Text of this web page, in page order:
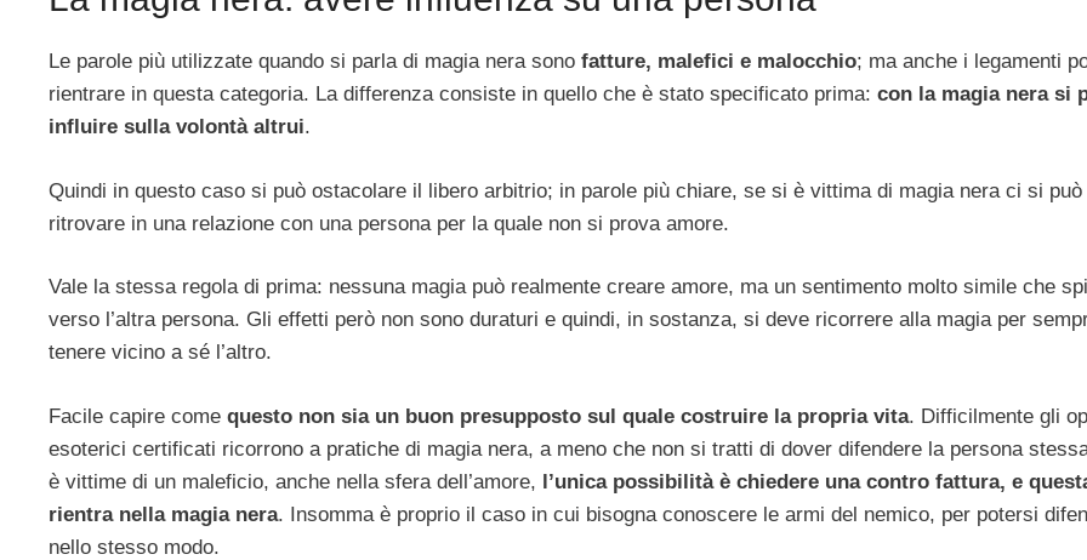
Le parole più utilizzate quando si parla di magia nera sono fatture, malefici e malocchio; ma anche i legamenti
rientrare in questa categoria. La differenza consiste in quello che è stato specificato prima: con la magia nera si
influire sulla volontà altrui.
Quindi in questo caso si può ostacolare il libero arbitrio; in parole più chiare, se si è vittima di magia nera ci si può
ritrovare in una relazione con una persona per la quale non si prova amore.
Vale la stessa regola di prima: nessuna magia può realmente creare amore, ma un sentimento molto simile che
verso l’altra persona. Gli effetti però non sono duraturi e quindi, in sostanza, si deve ricorrere alla magia per
tenere vicino a sé l’altro.
Facile capire come questo non sia un buon presupposto sul quale costruire la propria vita. Difficilmente gli
esoterici certificati ricorrono a pratiche di magia nera, a meno che non si tratti di dover difendere la persona
è vittime di un maleficio, anche nella sfera dell’amore, l’unica possibilità è chiedere una contro fattura, e
rientra nella magia nera. Insomma è proprio il caso in cui bisogna conoscere le armi del nemico, per potersi
nello stesso modo.